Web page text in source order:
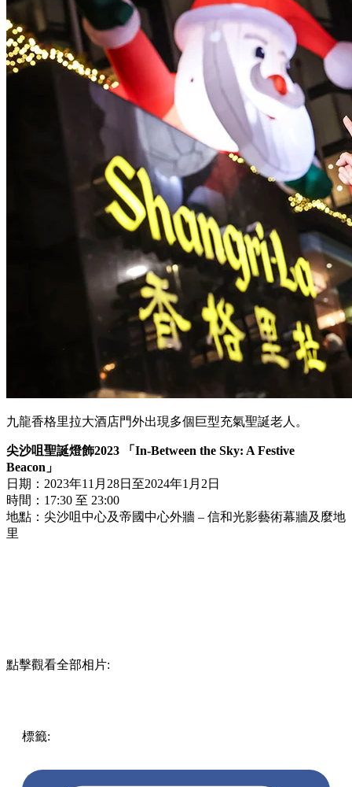
九龍香格里拉大酒店門外出現多個巨型充氣聖誕老人。
尖沙咀聖誕燈飾2023 「In-Between the Sky: A Festive
Beacon」
日期：2023年11月28日至2024年1月2日
時間：17:30 至 23:00
地點：尖沙咀中心及帝國中心外牆 – 信和光影藝術幕牆及麼地
里
點擊觀看全部相片:
標籤: